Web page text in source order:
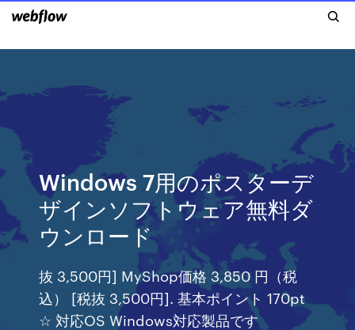
Windows 7用のポスターデ
ザインソフトウェア無料ダ
ウンロード
抜 3,500円] MyShop価格 3,850 円（税
込） [税抜 3,500円]. 基本ポイント 170pt
☆ 対応OS Windows対応製品です